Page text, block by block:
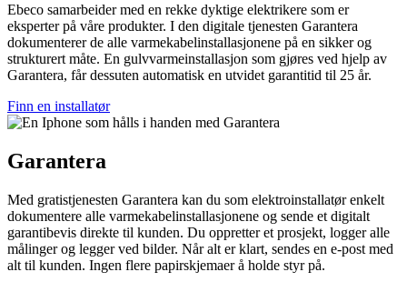
Ebeco samarbeider med en rekke dyktige elektrikere som er
eksperter på våre produkter. I den digitale tjenesten Garantera
dokumenterer de alle varmekabelinstallasjonene på en sikker og
strukturert måte. En gulvvarmeinstallasjon som gjøres ved hjelp av
Garantera, får dessuten automatisk en utvidet garantitid til 25 år.
Finn en installatør
Garantera
Med gratistjenesten Garantera kan du som elektroinstallatør enkelt
dokumentere alle varmekabelinstallasjonene og sende et digitalt
garantibevis direkte til kunden. Du oppretter et prosjekt, logger alle
målinger og legger ved bilder. Når alt er klart, sendes en e-post med
alt til kunden. Ingen flere papirskjemaer å holde styr på.